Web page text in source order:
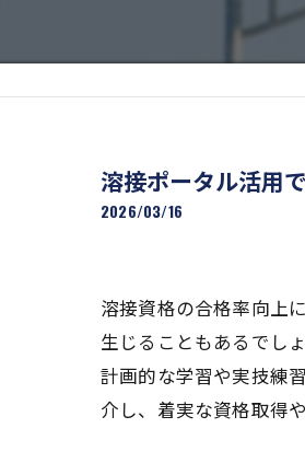
溶接ポータル活用
2026/03/16
溶接資格の合格率向上
生じることもあるでし
計画的な学習や実技練
介し、着実な資格取得